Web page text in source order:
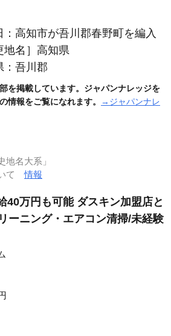
：高知市が吾川郡春野町を編入
地名］高知県
：吾川郡
を掲載しています。ジャパンナレッジを
情報をご覧になれます。
→ジャパンナレ
地名大系」
いて情報
40万円も可能 ダスキン加盟店と
ーニング・エアコン清掃/未経験